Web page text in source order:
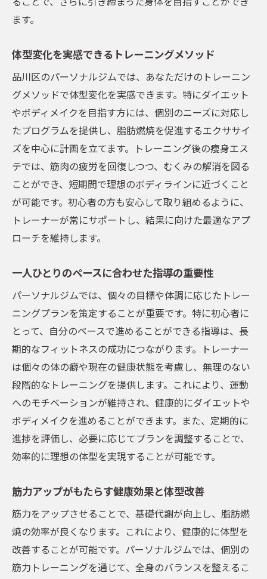
ます。
体型変化を実感できるトレーニングメソッド
品川区のパーソナルジムでは、あなただけのトレーニン
グメソッドで体型変化を実感できます。特にダイエット
やボディメイクを目指す方には、個別のニーズに対応し
たプログラムを提供し、脂肪燃焼を促進するエクササイ
ズを中心に計画を立てます。トレーニング後の痩身エス
テでは、筋肉の疲労を回復しつつ、むくみの解消を図る
ことができ、短期間で理想のボディラインに近づくこと
が可能です。初心者の方も安心して取り組めるように、
トレーナーが常にサポートし、結果に向けた最適なアプ
ローチを維持します。
一人ひとりのペースに合わせた指導の重要性
パーソナルジムでは、個々の目標や体調に応じたトレー
ニングプランを策定することが重要です。特に初心者に
とって、自分のペースで進めることができる指導は、長
期的なフィットネスの成功につながります。トレーナー
は個々の体の癖や現在の健康状態を考慮し、無理のない
段階的なトレーニングを提供します。これにより、運動
へのモチベーションが維持され、健康的にダイエットや
ボディメイクを進めることができます。また、定期的に
進捗を評価し、必要に応じてプランを調整することで、
効率的に理想の体型を実現することが可能です。
筋力アップがもたらす健康効果と体型改善
筋力をアップさせることで、基礎代謝が向上し、脂肪燃
焼の効率が良くなります。これにより、健康的に体型を
改善することが可能です。パーソナルジムでは、個別の
筋力トレーニングを通じて、全身のバランスを整えるこ